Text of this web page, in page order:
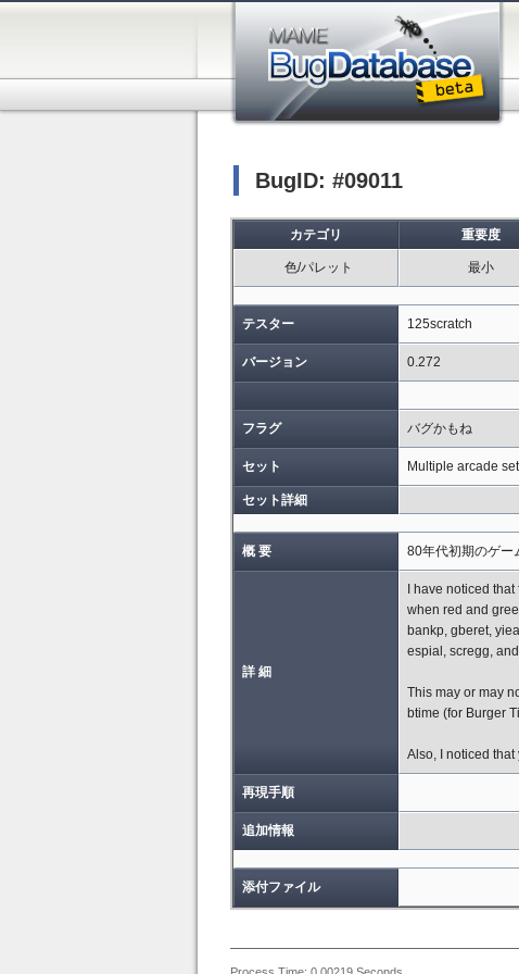
BugID: #09011
カテゴリ 重要度
色/パレット 最小
テスター 125scratch
バージョン 0.272
フラグ バグかもね
セット Multiple arcade
セット詳細
概 要 80年代初期のゲー
詳 細
I have noticed
when red and
bankp, gberet,
espial, scregg,
This may or may
btime (for Burger
Also, I noticed
再現手順
追加情報
添付ファイル